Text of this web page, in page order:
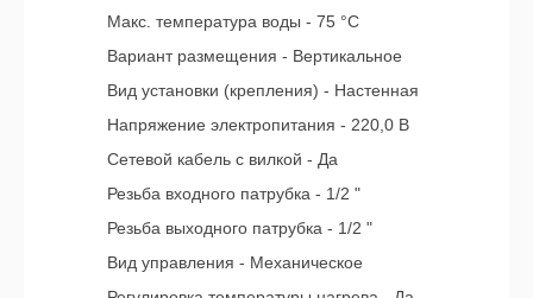
Макс. температура воды - 75 °С
Вариант размещения - Вертикальное
Вид установки (крепления) - Настенная
Напряжение электропитания - 220,0 В
Сетевой кабель с вилкой - Да
Резьба входного патрубка - 1/2 "
Резьба выходного патрубка - 1/2 "
Вид управления - Механическое